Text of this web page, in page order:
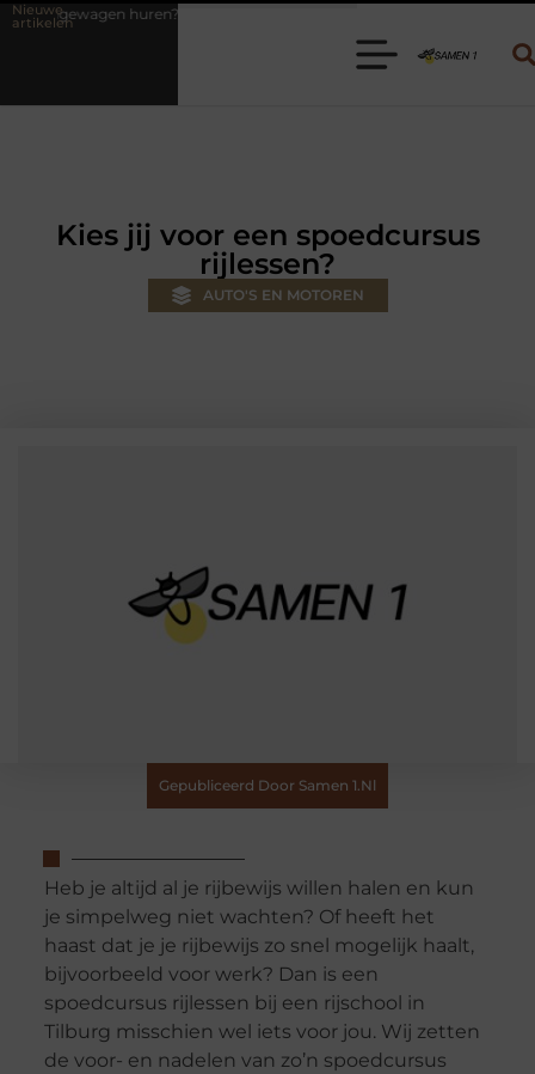
Nieuwe
artikelen
Kies de juiste aanhanger voor jouw klus
Kies jij voor een spoedcursus
rijlessen?
AUTO'S EN MOTOREN
Gepubliceerd Door Samen 1.nl
Heb je altijd al je rijbewijs willen halen en kun
je simpelweg niet wachten? Of heeft het
haast dat je je rijbewijs zo snel mogelijk haalt,
bijvoorbeeld voor werk? Dan is een
spoedcursus rijlessen bij een rijschool in
Tilburg misschien wel iets voor jou. Wij zetten
de voor- en nadelen van zo’n spoedcursus